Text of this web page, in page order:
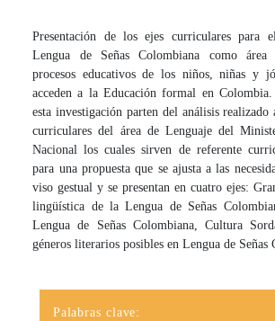
Presentación de los ejes curriculares para
Lengua de Señas Colombiana como
procesos educativos de los niños, niñas y
acceden a la Educación formal en
esta investigación parten del análisis realizado
curriculares del área de Lenguaje del
Nacional los cuales sirven de referente
para una propuesta que se ajusta a las
viso gestual y se presentan en cuatro ejes:
lingüística de la Lengua de Señas
Lengua de Señas Colombiana, Cultura
géneros literarios posibles en Lengua de Señas
Palabras clave: